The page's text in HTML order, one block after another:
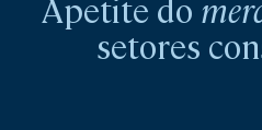
Apetite do
setores